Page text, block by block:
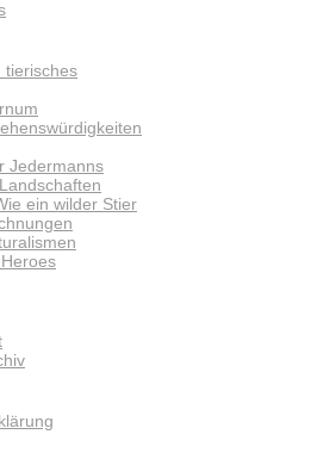
tierisches
Jedermanns
ein wilder Stier